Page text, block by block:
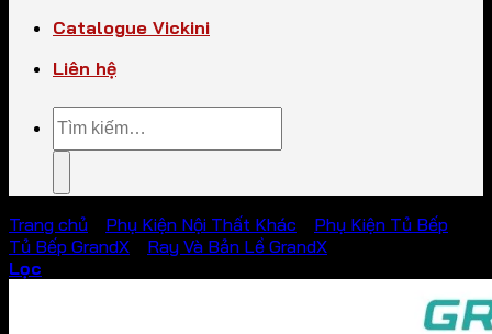
Catalogue Vickini
Liên hệ
Tìm
kiếm:
Trang chủ Phụ Kiện Nội Thất Khác Phụ Kiện Tủ Bếp
Tủ Bếp GrandX
Ray Và Bản Lề GrandX
Lọc